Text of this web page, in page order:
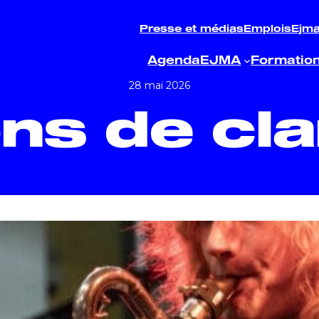
Presse et médiasEmplois
AgendaEJMA
28 mai 2026
de